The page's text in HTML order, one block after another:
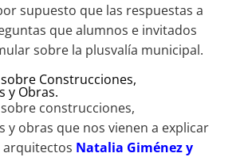
supuesto que las respuestas a
que alumnos e invitados
sobre la plusvalía municipal.
Construcciones,
y Obras.
construcciones,
y obras que nos vienen a explicar
arquitectos Natalia Giménez y